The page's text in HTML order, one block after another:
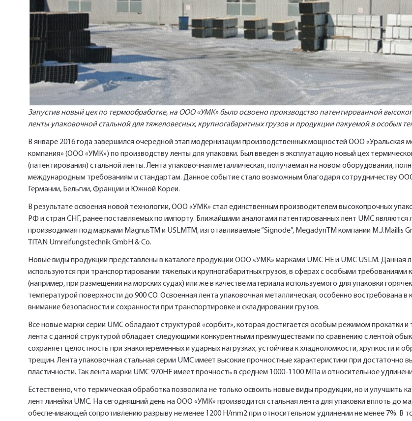
Запустив новый цех по термообработке, на ООО «УМК» было освоено производство патентированной
ленты упаковочнойстальной для тяжеловесных, крупногабаритных грузов и продукции пакуемой в особых
В январе 2016 года завершился очередной этап модернизации производственных мощностей ООО
компания» (ООО «УМК») по производству ленты для упаковки. Был введен в эксплуатацию новый цех
(патентирования) стальной ленты. Лента упаковочная металлическая, получаемая на новом оборудовании,
международным требованиям и стандартам. Данное событие стало возможным благодаря сотрудничеству
Германии, Бельгии, Франции и Южной Кореи.
В результате освоения новой технологии, ООО «УМК» стал единственным производителем высокопрочных
РФ и стран СНГ, ранее поставляемых по импорту. Ближайшими аналогами патентированных лент UMC являются
производимая под марками MagnusТМ и USLMТМ, изготавливаемые “Signode”, MegadynТМ компании M.J.Maillis
TITAN Umreifungstechnik GmbH & Co.
Новые виды продукции представлены в каталоге продукции ООО «УМК» марками UMC HE и UMC USLM. Данная
используются при транспортировании тяжелых и крупногабаритных грузов, в сферах с особыми требованиями
(например, при размещении на морских судах) или же в качестве материала используемого для упаковки
температурой поверхности до 900 СO. Освоенная лента упаковочная металлическая, особенно востребована
внимание безопасности и сохранности при транспортировке и складировании грузов.
Все новые марки серии UMC обладают структурой «сорбит», которая достигается особым режимом прокатки
лента с данной структурой обладает следующими конкурентными преимуществами по сравнению с лентой
сохраняет целостность при знакопеременных и ударных нагрузках, устойчива к хладноломкости, хрупкости и
трещин. Лента упаковочная стальная серии UMC имеет высокие прочностные характеристики при достаточно
пластичности. Так лента марки UMC 970HE имеет прочность в среднем 1000-1100 МПа и относительное
Естественно, что термическая обработка позволила не только освоить новые виды продукции, но и улучшить
лент линейки UMC. На сегодняшний день на ООО «УМК» производится стальная лента для упаковки вплоть до
обеспечивающей сопротивлению разрыву не менее 1200 Н/mm2 при относительном удлинении не менее 7%. В
Ваша заявка будет обработана
Ваш заказ будет обработан нами в
ближайшее время
Ссылка для подтверждения
регистрации отправлена на указанный
вами почтовый адрес. Перейдите по
ссылке подтверждения в течении 3
Имя*
Телефон*
Наименование и количество интересуемой
Нажимая на кнопку «Отправить» вы автоматически
«Политикой конфиденциальности»
Заполните форму обратной связи, и наши
перезвонят вам в ближайшее время.
Имя*
Телефон*
Нажимая на кнопку «Отправить» вы автоматически
«Политикой конфиденциальности»